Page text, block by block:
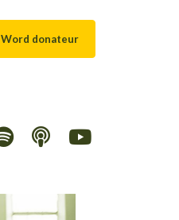
Word donateur